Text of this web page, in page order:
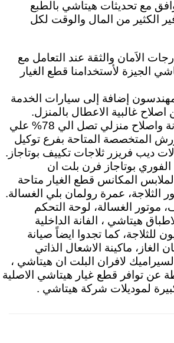
مع تحديثات هيتاشي بالطبع
الكثير من المال والوقت لكل
الاَمان والثقة عند التعامل مع
الجيزة لأستخدامنا قطع الغيار
إضافة إلى سيارات الخدمة
غالبية الاعطال بالمنزل.
لدينا اعلي نسبة صيانة واصلاح منزلي تصل الي 78% علي
المتخصصة المتاحة بفرع توكيل
ديب فريزر ثلاجات تكييف بوتاجاز.
بوتاجاز فرن بلت ان
المكانس قطع الغيار متاحة
الثلاجة، عمرة رولمان بلي الغسالة.
موتور الغسالة، لوحة التحكم
هيتاشي ، الفانة الداخلية
للثلاجة، كما تجدوا ايضاً صيانة
ماكينة الاشعال الذاتي
لافران البلت ان هيتاشي ،
عن توافر قطع غيار هيتاشي الاصلية
كبيرة لموديلات شركة هيتاشي .